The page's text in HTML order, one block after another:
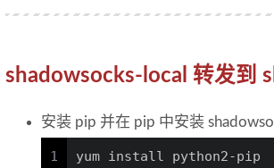
shadowsocks-local 转发到
安装 pip 并在 pip 中安装
1
yum install python2-pip